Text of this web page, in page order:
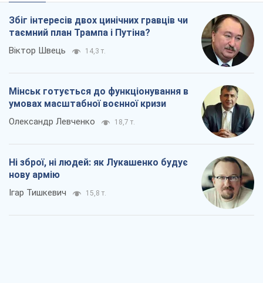
Збіг інтересів двох цинічних гравців чи
таємний план Трампа і Путіна?
Віктор Швець 14,3 т.
Мінськ готується до функціонування в
умовах масштабної воєнної кризи
Олександр Левченко 18,7 т.
Ні зброї, ні людей: як Лукашенко будує
нову армію
Ігар Тишкевич 15,8 т.